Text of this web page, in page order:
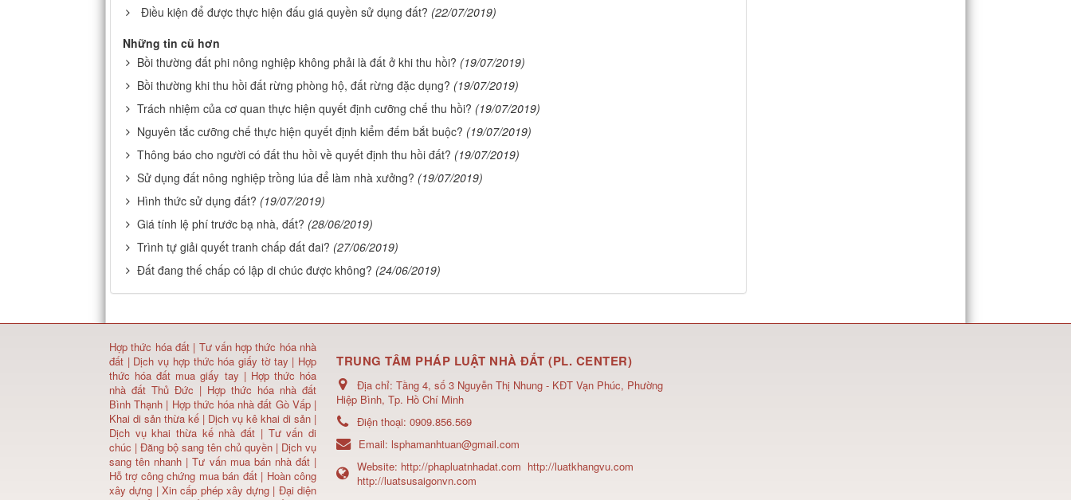
Điều kiện để được thực hiện đấu giá quyền sử dụng đất? (22/07/2019)
Những tin cũ hơn
Bồi thường đất phi nông nghiệp không phải là đất ở khi thu hồi? (19/07/2019)
Bồi thường khi thu hồi đất rừng phòng hộ, đất rừng đặc dụng? (19/07/2019)
Trách nhiệm của cơ quan thực hiện quyết định cưỡng chế thu hồi? (19/07/2019)
Nguyên tắc cưỡng chế thực hiện quyết định kiểm đếm bắt buộc? (19/07/2019)
Thông báo cho người có đất thu hồi về quyết định thu hồi đất? (19/07/2019)
Sử dụng đất nông nghiệp trồng lúa để làm nhà xưởng? (19/07/2019)
Hình thức sử dụng đất? (19/07/2019)
Giá tính lệ phí trước bạ nhà, đất? (28/06/2019)
Trình tự giải quyết tranh chấp đất đai? (27/06/2019)
Đất đang thế chấp có lập di chúc được không? (24/06/2019)
Hợp thức hóa đất| Tư vấn hợp thức hóa nhà
đất | Dịch vụ hợp thức hóa giấy tờ tay | Hợp
thức hóa đất mua giấy tay | Hợp thức hóa
nhà đất Thủ Đức | Hợp thức hóa nhà đất
Bình Thạnh | Hợp thức hóa nhà đất Gò Vấp|
Khai di sản thừa kế | Dịch vụ kê khai di sản |
Dịch vụ khai thừa kế nhà đất | Tư vấn di
chúc | Đăng bộ sang tên chủ quyền | Dịch vụ
sang tên nhanh |Tư vấn mua bán nhà đất |
Hỗ trợ công chứng mua bán đất | Hoàn công
xây dựng | Xin cấp phép xây dựng | Đại diện
TRUNG TÂM PHÁP LUẬT NHÀ ĐẤT (PL. CENTER)
Địa chỉ: Tầng 4, số 3 Nguyễn Thị Nhung - KĐT Vạn Phúc, Phường
Hiệp Bình, Tp. Hồ Chí Minh
Điện thoại: 0909.856.569
Email: lsphamanhtuan@gmail.com
Website: http://phapluatnhadat.com http://luatkhangvu.com
http://luatsusaigonvn.com